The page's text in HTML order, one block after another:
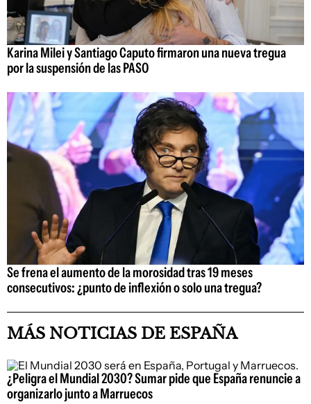
Karina Milei y Santiago Caputo firmaron una nueva tregua
por la suspensión de las PASO
Se frena el aumento de la morosidad tras 19 meses
consecutivos: ¿punto de inflexión o solo una tregua?
MÁS NOTICIAS DE ESPAÑA
¿Peligra el Mundial 2030? Sumar pide que España renuncie a
organizarlo junto a Marruecos